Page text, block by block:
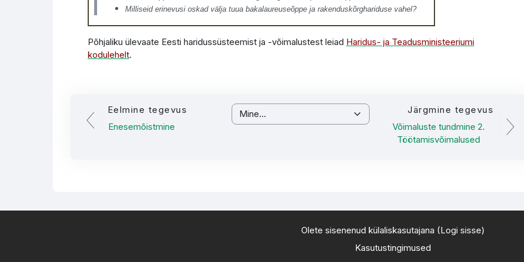
Milliseid erinevusi oskad välja tuua bakalaureuseõppe ja rakenduskõrghariduse vahel?
Põhjaliku ülevaate Eesti haridussüsteemist ja -võimalustest leiad Haridus- ja Teadusministeeriumi
kodulehelt.
Eelmine tegevus
Enesemõistmine
Mine...
Järgmine tegevus
Võimaluste tundmine 2.
Töötamisvõimalused
Olete sisenenud külaliskasutajana (Logi sisse)
Kasutustingimused